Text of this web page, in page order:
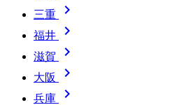
三重 
福井 
滋賀 
大阪 
兵庫 